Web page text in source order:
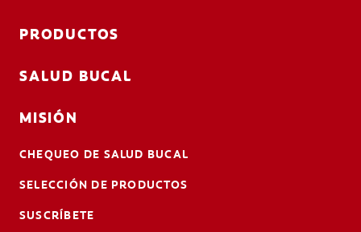
PRODUCTOS
SALUD BUCAL
MISIÓN
CHEQUEO DE SALUD BUCAL
SELECCIÓN DE PRODUCTOS
SUSCRÍBETE